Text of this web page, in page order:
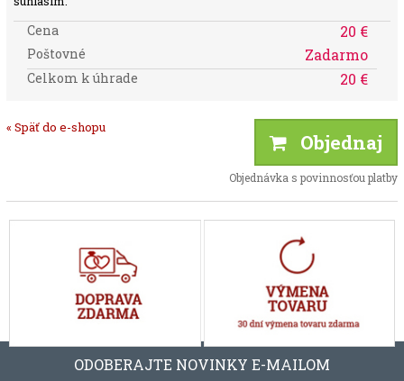
Cena 20 €
Poštovné Zadarmo
Celkom k úhrade 20 €
« Späť do e-shopu
Objednaj
Objednávka s povinnosťou platby
ODOBERAJTE NOVINKY E-MAILOM